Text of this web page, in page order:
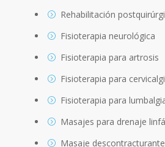
Rehabilitación
Fisioterapia neurológica
Fisioterapia para artrosis
Fisioterapia para
Fisioterapia para
Masajes para drenaje
Masaje descontracturante